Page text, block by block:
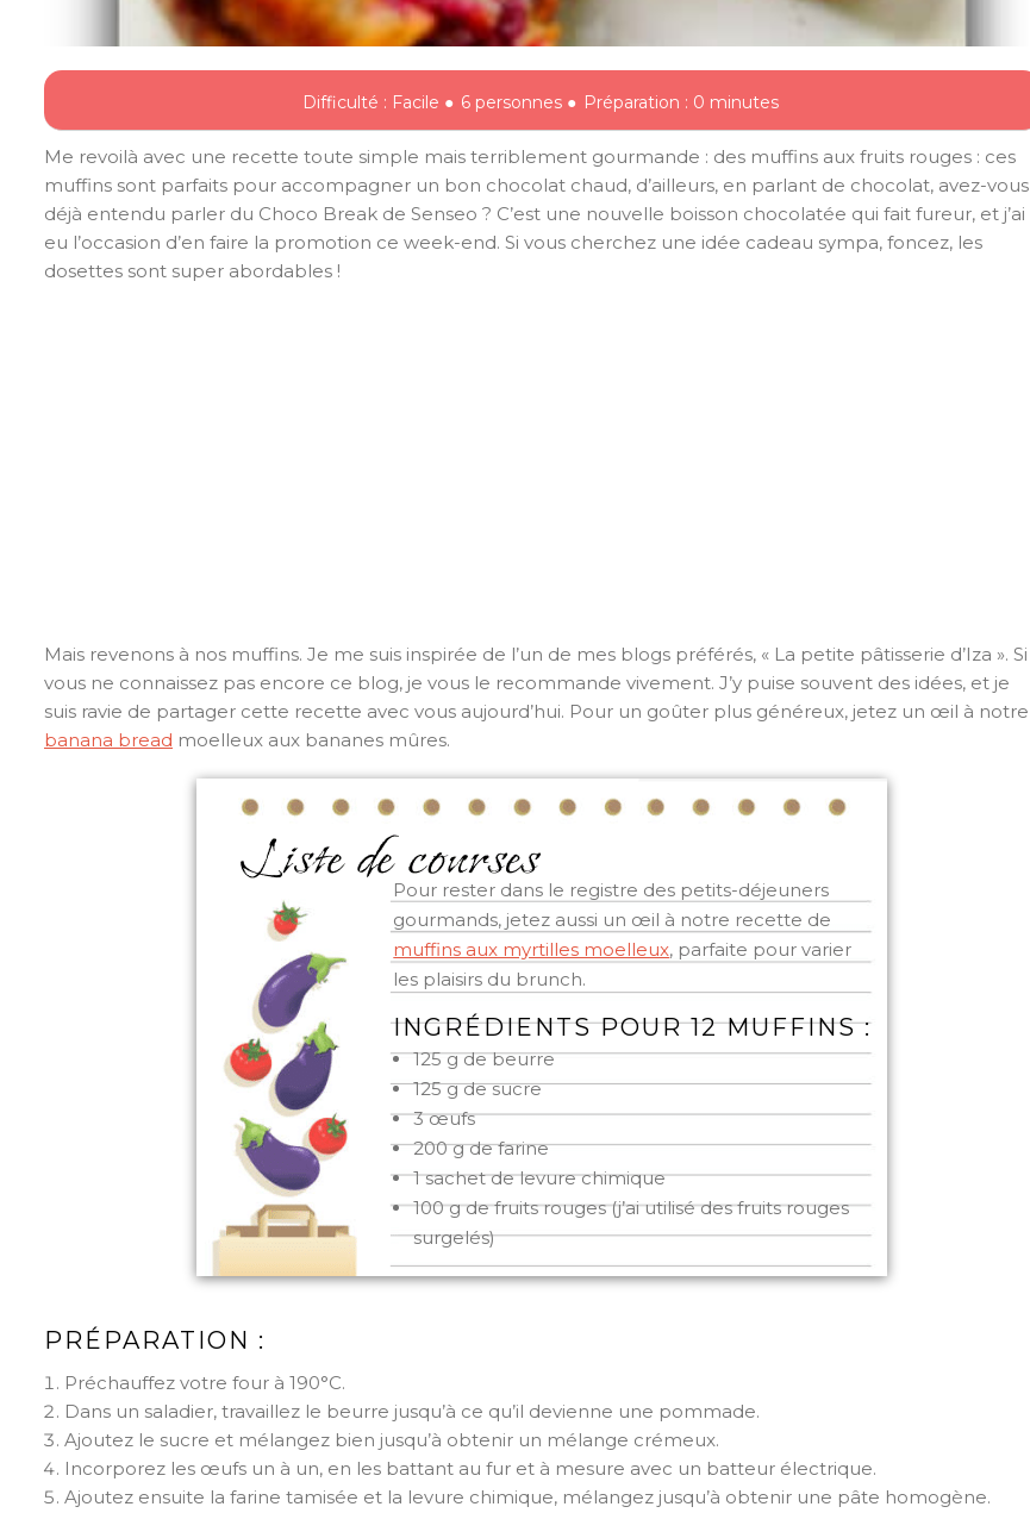
Difficulté : Facile ● 6 personnes ● Préparation : 0 minutes
Me revoilà avec une recette toute simple mais terriblement gourmande : des muffins aux fruits rouges : ces
muffins sont parfaits pour accompagner un bon chocolat chaud, d’ailleurs, en parlant de chocolat, avez-vous
déjà entendu parler du Choco Break de Senseo ? C’est une nouvelle boisson chocolatée qui fait fureur, et j’ai
eu l’occasion d’en faire la promotion ce week-end. Si vous cherchez une idée cadeau sympa, foncez, les
dosettes sont super abordables !
Mais revenons à nos muffins. Je me suis inspirée de l’un de mes blogs préférés, « La petite pâtisserie d’Iza ». Si
vous ne connaissez pas encore ce blog, je vous le recommande vivement. J’y puise souvent des idées, et je
suis ravie de partager cette recette avec vous aujourd’hui. Pour un goûter plus généreux, jetez un œil à notre
banana bread moelleux aux bananes mûres.
Pour rester dans le registre des petits-déjeuners
gourmands, jetez aussi un œil à notre recette de
muffins aux myrtilles moelleux, parfaite pour varier
les plaisirs du brunch.
INGRÉDIENTS POUR 12 MUFFINS :
125 g de beurre
125 g de sucre
3 œufs
200 g de farine
1 sachet de levure chimique
100 g de fruits rouges (j’ai utilisé des fruits rouges
surgelés)
PRÉPARATION :
Préchauffez votre four à 190°C.
Dans un saladier, travaillez le beurre jusqu’à ce qu’il devienne une pommade.
Ajoutez le sucre et mélangez bien jusqu’à obtenir un mélange crémeux.
Incorporez les œufs un à un, en les battant au fur et à mesure avec un batteur électrique.
Ajoutez ensuite la farine tamisée et la levure chimique, mélangez jusqu’à obtenir une pâte homogène.